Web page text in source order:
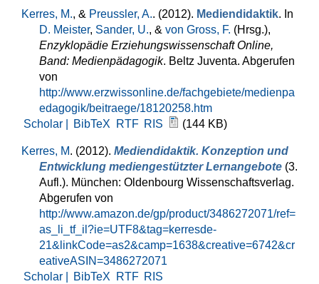
Kerres, M., & Preussler, A.. (2012). Mediendidaktik. In
D. Meister, Sander, U., & von Gross, F. (Hrsg.),
Enzyklopädie Erziehungswissenschaft Online,
Band: Medienpädagogik. Beltz Juventa. Abgerufen
von
http://www.erzwissonline.de/fachgebiete/medienpa
edagogik/beitraege/18120258.htm
Scholar |
BibTeX RTF RIS (144 KB)
Kerres, M. (2012). Mediendidaktik. Konzeption und
Entwicklung mediengestützter Lernangebote (3.
Aufl.). München: Oldenbourg Wissenschaftsverlag.
Abgerufen von
http://www.amazon.de/gp/product/3486272071/ref=
as_li_tf_il?ie=UTF8&tag=kerresde-
21&linkCode=as2&camp=1638&creative=6742&cr
eativeASIN=3486272071
Scholar |
BibTeX RTF RIS